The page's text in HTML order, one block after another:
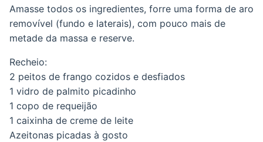
Amasse todos os ingredientes, forre uma forma de aro
removível (fundo e laterais), com pouco mais de
metade da massa e reserve.
Recheio:
2 peitos de frango cozidos e desfiados
1 vidro de palmito picadinho
1 copo de requeijão
1 caixinha de creme de leite
Azeitonas picadas à gosto